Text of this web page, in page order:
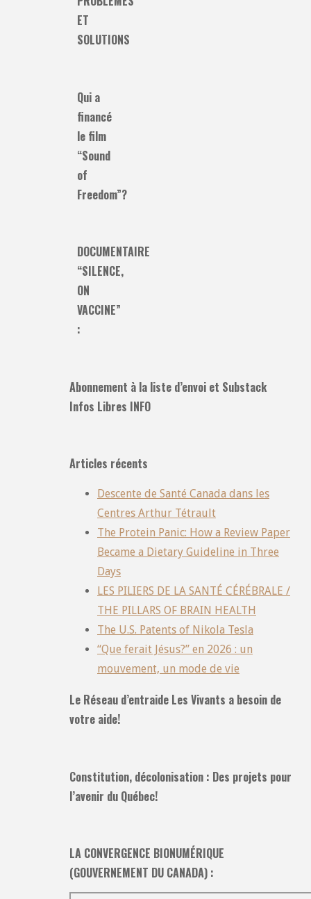
ET
SOLUTIONS
Qui a
financé
le film
“Sound
of
Freedom”?
DOCUMENTAIRE
“SILENCE,
ON
VACCINE”
:
Abonnement à la liste d’envoi et Substack
Infos Libres INFO
Articles récents
Descente de Santé Canada dans les
Centres Arthur Tétrault
The Protein Panic: How a Review Paper
Became a Dietary Guideline in Three
Days
LES PILIERS DE LA SANTÉ CÉRÉBRALE /
THE PILLARS OF BRAIN HEALTH
The U.S. Patents of Nikola Tesla
“Que ferait Jésus?” en 2026 : un
mouvement, un mode de vie
Le Réseau d’entraide Les Vivants a besoin de
votre aide!
Constitution, décolonisation : Des projets pour
l’avenir du Québec!
LA CONVERGENCE BIONUMÉRIQUE
(GOUVERNEMENT DU CANADA) :